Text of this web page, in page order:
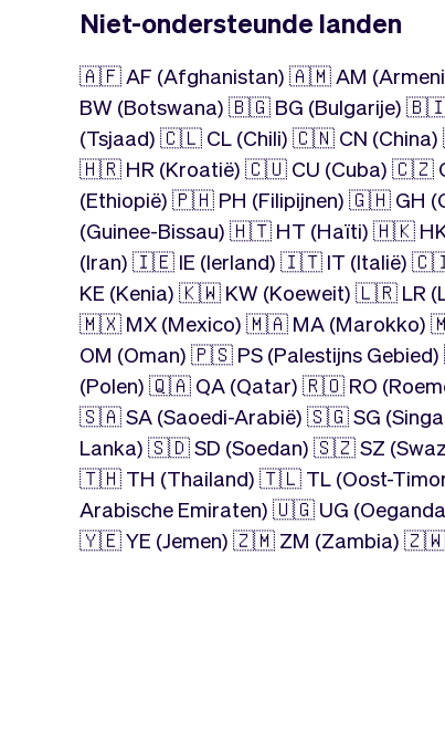
Niet-ondersteunde landen
🇦🇫 AF (Afghanistan) 🇦🇲 AM
BW (Botswana) 🇧🇬 BG (Bulgarije)
(Tsjaad) 🇨🇱 CL (Chili) 🇨🇳 CN
🇭🇷 HR (Kroatië) 🇨🇺 CU (Cuba) 🇨🇿
(Ethiopië) 🇵🇭 PH (Filipijnen) 🇬🇭 GH
(Guinee-Bissau) 🇭🇹 HT (Haïti) 🇭🇰
(Iran) 🇮🇪 IE (Ierland) 🇮🇹 IT (Italië)
KE (Kenia) 🇰🇼 KW (Koeweit) 🇱🇷 LR
🇲🇽 MX (Mexico) 🇲🇦 MA (Marokko)
OM (Oman) 🇵🇸 PS (Palestijns
(Polen) 🇶🇦 QA (Qatar) 🇷🇴 RO
🇸🇦 SA (Saoedi-Arabië) 🇸🇬 SG
Lanka) 🇸🇩 SD (Soedan) 🇸🇿 SZ
🇹🇭 TH (Thailand) 🇹🇱 TL (Oost-
Arabische Emiraten) 🇺🇬 UG
🇾🇪 YE (Jemen) 🇿🇲 ZM (Zambia) 🇿🇼